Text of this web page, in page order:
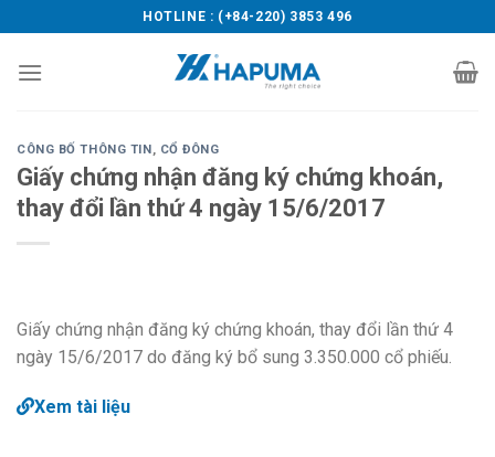
to
content
HOTLINE : (+84-220) 3853 496
CÔNG BỐ THÔNG TIN, CỔ ĐÔNG
Giấy chứng nhận đăng ký chứng khoán,
thay đổi lần thứ 4 ngày 15/6/2017
Giấy chứng nhận đăng ký chứng khoán, thay đổi lần thứ 4
ngày 15/6/2017 do đăng ký bổ sung 3.350.000 cổ phiếu.
Xem tài liệu